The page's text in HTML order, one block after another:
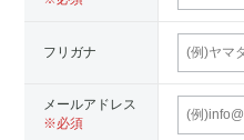
フリガナ
メールアドレス